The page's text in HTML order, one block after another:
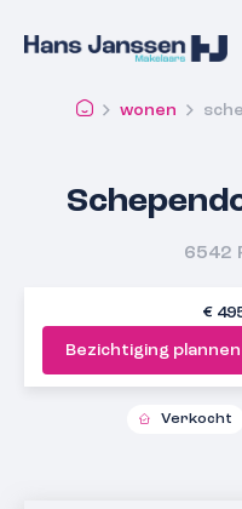
wonen
6542
€
Bezichtiging plannen
Verkocht